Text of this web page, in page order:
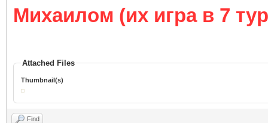
Михаилом (их игра в 7
Attached Files
Thumbnail(s)
Find